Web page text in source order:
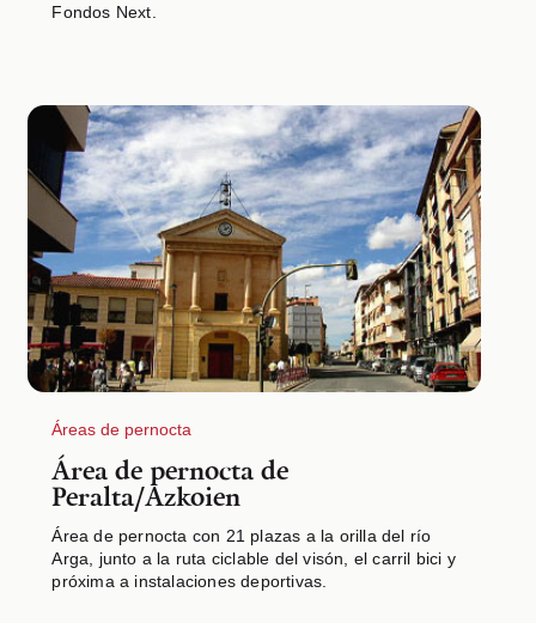
Fondos Next.
Áreas de pernocta
Área de pernocta de
Peralta/Azkoien
Área de pernocta con 21 plazas a la orilla del río
Arga, junto a la ruta ciclable del visón, el carril bici y
próxima a instalaciones deportivas.